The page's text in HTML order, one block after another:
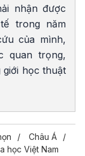
nhận được
trong năm
của mình,
quan trọng,
học thuật
Châu Á
học Việt Nam